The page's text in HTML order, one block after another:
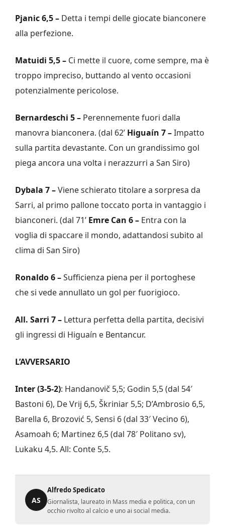
Pjanic 6,5 – Detta i tempi delle giocate bianconere
alla perfezione.
Matuidi 5,5 – Ci mette il cuore, come sempre, ma è
troppo impreciso, buttando al vento occasioni
potenzialmente pericolose.
Bernardeschi 5 – Perennemente fuori dalla
manovra bianconera. (dal 62’ Higuaín 7 –Impatto
sulla partita devastante. Con un grandissimo gol
piega ancora una volta i nerazzurri a San Siro)
Dybala 7 –Viene schierato titolare a sorpresa da
Sarri, al primo pallone toccato porta in vantaggio i
bianconeri. (dal 71’ Emre Can 6 – Entra con la
voglia di spaccare il mondo, adattandosi subito al
clima di San Siro)
Ronaldo 6 –Sufficienza piena per il portoghese
che si vede annullato un gol per fuorigioco.
All. Sarri 7 – Lettura perfetta della partita, decisivi
gli ingressi di Higuaín e Bentancur.
L’AVVERSARIO
Inter (3-5-2): Handanovič 5,5; Godin 5,5 (dal 54′
Bastoni 6), De Vrij 6,5, Škriniar 5,5; D’Ambrosio 6,5,
Barella 6, Brozović 5, Sensi 6 (dal 33′ Vecino 6),
Asamoah 6; Martinez 6,5 (dal 78′ Politano sv),
Lukaku 4,5. All: Conte 5,5.
AS
Alfredo Spedicato
Giornalista, laureato in Mass media e politica, con un
occhio rivolto al calcio e uno ai social media.